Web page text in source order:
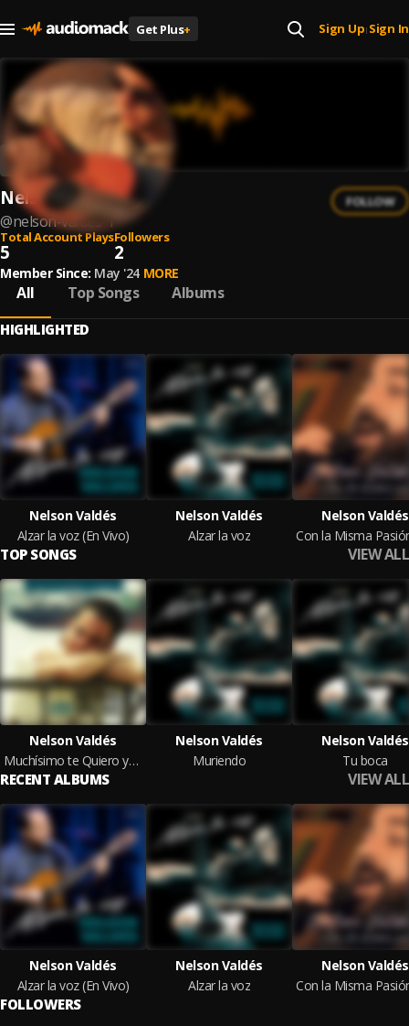
Get Plus+ Sign Up| Sign In
Nelson Valdés
@nelson-valdes-1
FOLLOW
Total Account Plays
5
Followers
2
Member Since: May '24 MORE
All Top Songs Albums
HIGHLIGHTED
Nelson Valdés
Alzar la voz (En Vivo)
Nelson Valdés
Alzar la voz
Nelson Valdés
TOP SONGS VIEW ALL
Nelson Valdés
Muchísimo te Quiero yo (A Teresita)
Nelson Valdés
Muriendo
Nelson Valdés
Tu boca
RECENT ALBUMS VIEW ALL
Nelson Valdés
Alzar la voz (En Vivo)
Nelson Valdés
Alzar la voz
Nelson Valdés
FOLLOWERS